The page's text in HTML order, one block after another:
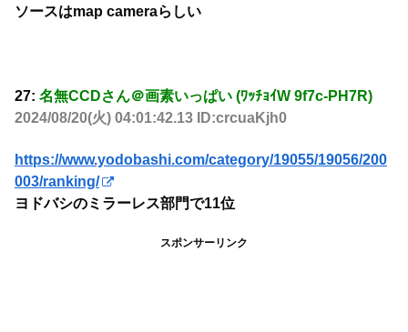
ソースはmap cameraらしい
27: 名無CCDさん＠画素いっぱい (ﾜｯﾁｮｲW 9f7c-PH7R)
2024/08/20(火) 04:01:42.13 ID:crcuaKjh0
https://www.yodobashi.com/category/19055/19056/200
003/ranking/
ヨドバシのミラーレス部門で11位
スポンサーリンク